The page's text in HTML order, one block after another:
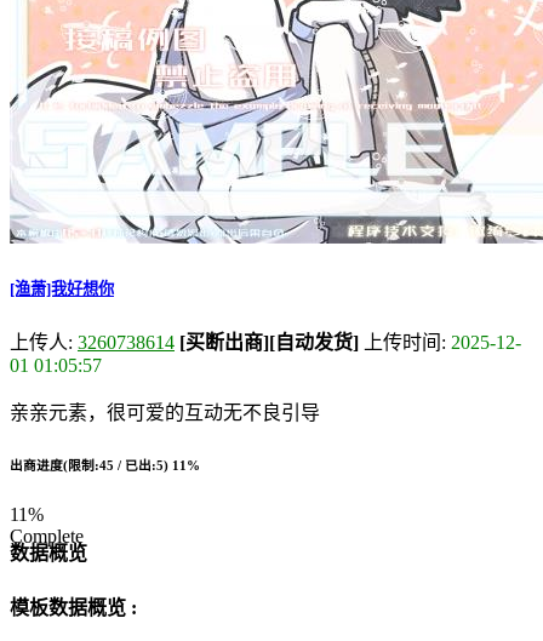
[渔萧]我好想你
上传人: 3260738614 [买断出商][自动发货] 上传时间: 2025-12-
01 01:05:57
亲亲元素，很可爱的互动无不良引导
出商进度(限制:45 / 已出:5) 11%
11%
Complete
数据概览
模板数据概览 :